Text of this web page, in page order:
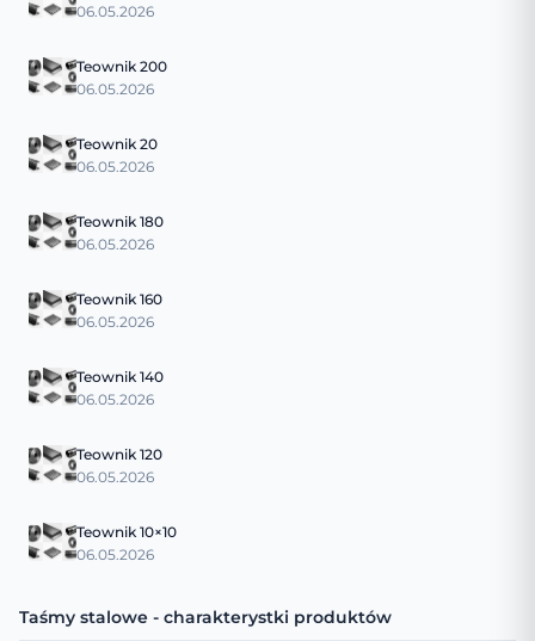
06.05.2026
Teownik 200
06.05.2026
Teownik 20
06.05.2026
Teownik 180
06.05.2026
Teownik 160
06.05.2026
Teownik 140
06.05.2026
Teownik 120
06.05.2026
Teownik 10×10
06.05.2026
Taśmy stalowe - charakterystki produktów